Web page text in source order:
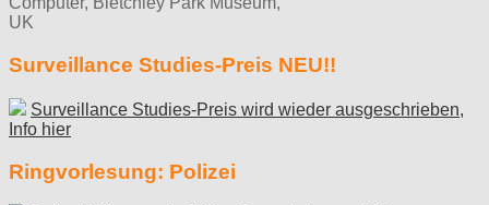
UK
Surveillance Studies-Preis NEU!!
Surveillance Studies-Preis wird wieder ausgeschrieben,
Info hier
Ringvorlesung: Polizei